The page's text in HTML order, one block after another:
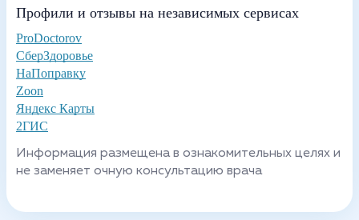
Профили и отзывы на независимых сервисах
ProDoctorov
СберЗдоровье
НаПоправку
Zoon
Яндекс Карты
2ГИС
Информация размещена в ознакомительных целях и
не заменяет очную консультацию врача